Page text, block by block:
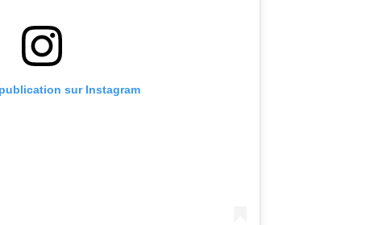
sur Instagram